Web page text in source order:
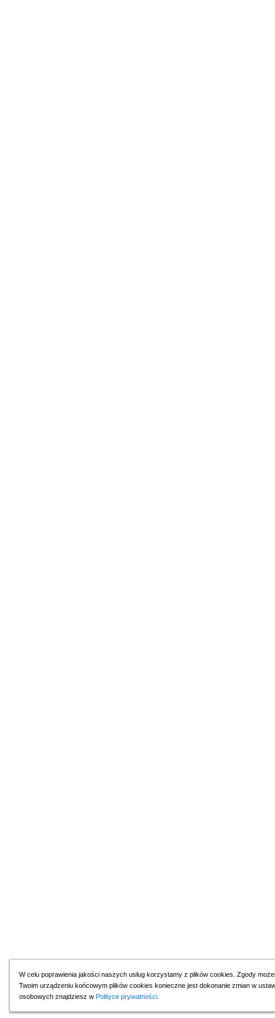
W celu poprawienia jakości naszych usług korzystamy z plików cookies. Zgody
Twoim urządzeniu końcowym plików cookies konieczne jest dokonanie zmian w
osobowych znajdziesz w Polityce prywatności